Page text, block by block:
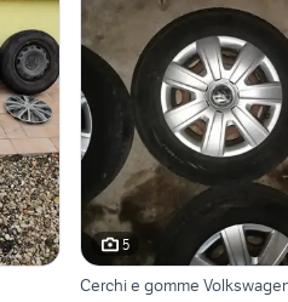
5
Cerchi e gomme